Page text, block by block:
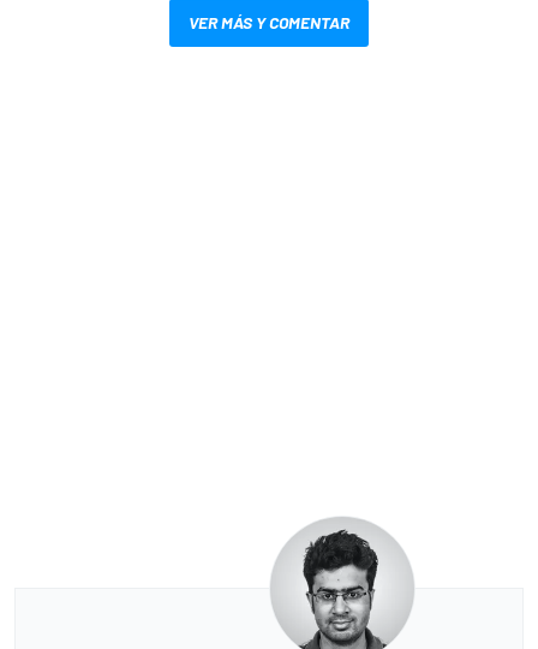
VER MÁS Y COMENTAR